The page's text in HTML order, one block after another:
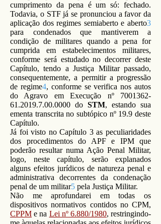
cumprimento da pena é um só: fechado.
Todavia, o STF já se pronunciou a favor da
aplicação dos regimes semiaberto e aberto3
para condenados que mantiverem a
condição de militares quando a pena for
cumprida em estabelecimentos militares,
conforme será estudado no decorrer deste
Capítulo, tendo a Justiça Militar passado,
consequentemente, a permitir a progressão
de regime4, conforme se verifica nos autos
do Agravo em Execução nº 7001362-
61.2019.7.00.0000 do STM, estando sua
ementa transcrita no subtópico nº 19.9 deste
Capítulo.
Já foi visto no Capítulo 3 as peculiaridades
dos procedimentos do APF e IPM que
poderão resultar numa Ação Penal Militar,
logo, neste capítulo, serão explanados
alguns efeitos jurídicos de natureza penal e
administrativa decorrentes da condenação
penal de um militar5 pela Justiça Militar.
Não me aprofundarei em todas os
dispositivos normativos contidos no CPM,
CPPM e na Lei nº 6.880/1980, restringindo-